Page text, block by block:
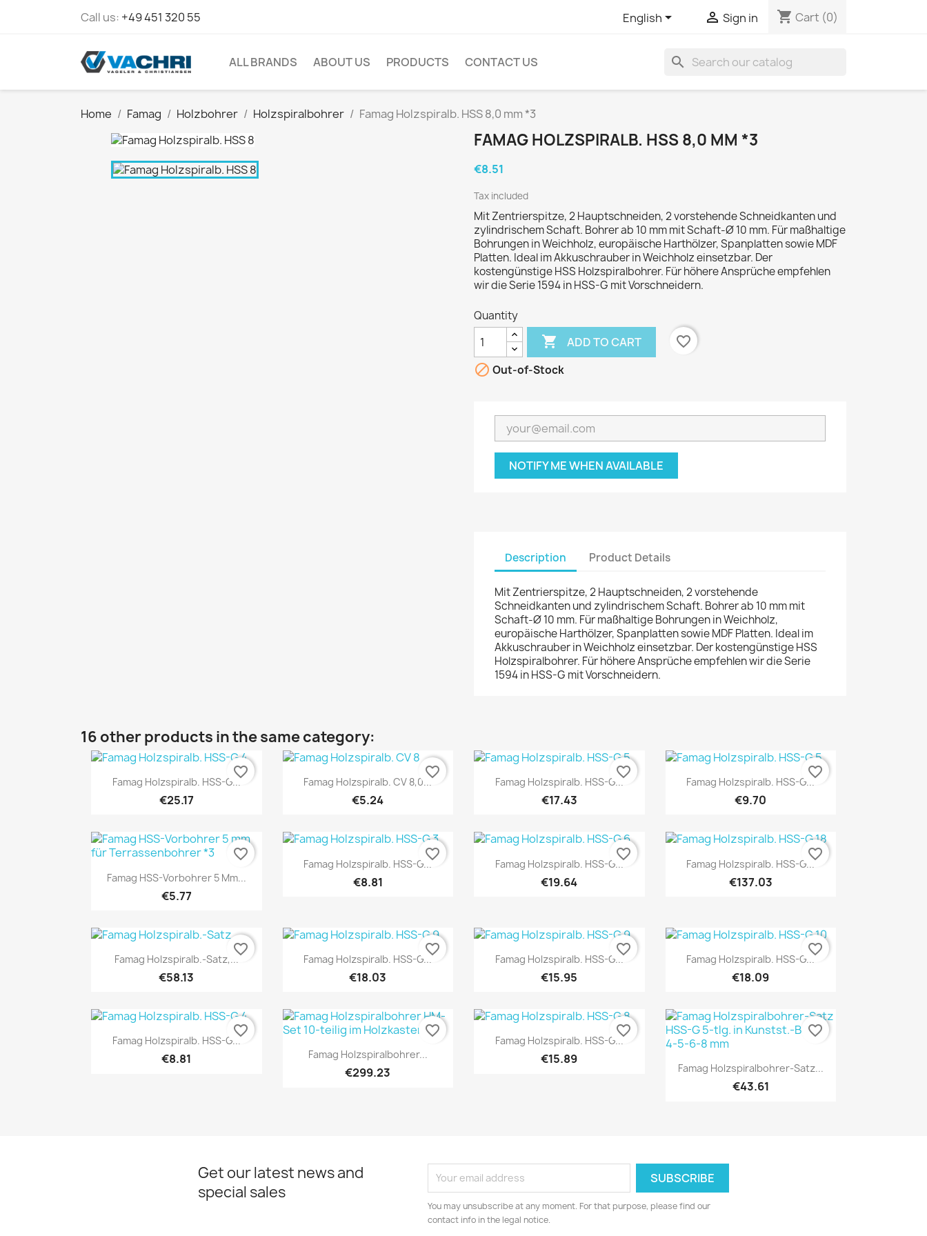
Call us: +49 451 320 55 English  Sign in shopping_cart Cart (0)
ALL BRANDS ABOUT US PRODUCTS CONTACT US search
Home Famag Holzbohrer Holzspiralbohrer Famag Holzspiralb. HSS 8,0 mm *3
FAMAG HOLZSPIRALB. HSS 8,0 MM *3
€8.51
Tax included
Mit Zentrierspitze, 2 Hauptschneiden, 2 vorstehende Schneidkanten und
zylindrischem Schaft. Bohrer ab 10 mm mit Schaft-Ø 10 mm. Für maßhaltige
Bohrungen in Weichholz, europäische Harthölzer, Spanplatten sowie MDF
Platten. Ideal im Akkuschrauber in Weichholz einsetzbar. Der
kostengünstige HSS Holzspiralbohrer. Für höhere Ansprüche empfehlen
wir die Serie 1594 in HSS-G mit Vorschneidern.
Quantity
 ADD TO CART
favorite_border
 Out-of-Stock
NOTIFY ME WHEN AVAILABLE
Description Product Details
Mit Zentrierspitze, 2 Hauptschneiden, 2 vorstehende
Schneidkanten und zylindrischem Schaft. Bohrer ab 10 mm mit
Schaft-Ø 10 mm. Für maßhaltige Bohrungen in Weichholz,
europäische Harthölzer, Spanplatten sowie MDF Platten. Ideal im
Akkuschrauber in Weichholz einsetzbar. Der kostengünstige HSS
Holzspiralbohrer. Für höhere Ansprüche empfehlen wir die Serie
1594 in HSS-G mit Vorschneidern.
16 other products in the same category:
Quick view
Famag Holzspiralb. HSS-G...
€25.17
favorite_border Quick view
Famag Holzspiralb. CV 8,0...
€5.24
favorite_border Quick view
Famag Holzspiralb. HSS-G...
€17.43
favorite_border Quick view
Famag Holzspiralb. HSS-G...
€9.70
favorite_border
Quick view
Famag HSS-Vorbohrer 5 Mm...
€5.77
favorite_border Quick view
Famag Holzspiralb. HSS-G...
€8.81
favorite_border Quick view
Famag Holzspiralb. HSS-G...
€19.64
favorite_border Quick view
Famag Holzspiralb. HSS-G...
€137.03
favorite_border
Quick view
Famag Holzspiralb.-Satz,...
€58.13
favorite_border Quick view
Famag Holzspiralb. HSS-G...
€18.03
favorite_border Quick view
Famag Holzspiralb. HSS-G...
€15.95
favorite_border Quick view
Famag Holzspiralb. HSS-G...
€18.09
favorite_border
Quick view
Famag Holzspiralb. HSS-G...
€8.81
favorite_border
Quick view
Famag Holzspiralbohrer...
€299.23
favorite_border Quick view
Famag Holzspiralb. HSS-G...
€15.89
favorite_border
Quick view
Famag Holzspiralbohrer-Satz...
€43.61
favorite_border
Get our latest news and
special sales
You may unsubscribe at any moment. For that purpose, please find our
contact info in the legal notice.